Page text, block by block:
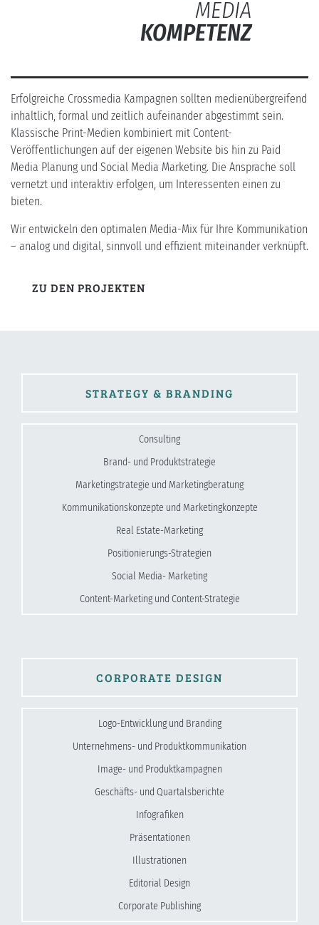
MEDIA
KOMPETENZ
Erfolgreiche Crossmedia Kampagnen sollten medienübergreifend
inhaltlich, formal und zeitlich aufeinander abgestimmt sein.
Klassische Print-Medien kombiniert mit Content-
Veröffentlichungen auf der eigenen Website bis hin zu Paid
Media Planung und Social Media Marketing. Die Ansprache soll
vernetzt und interaktiv erfolgen, um Interessenten einen zu
bieten.
Wir entwickeln den optimalen Media-Mix für Ihre Kommunikation
– analog und digital, sinnvoll und effizient miteinander verknüpft.
ZU DEN PROJEKTEN
STRATEGY & BRANDING
Consulting
Brand- und Produktstrategie
Marketingstrategie und Marketingberatung
Kommunikationskonzepte und Marketingkonzepte
Real Estate-Marketing
Positionierungs-Strategien
Social Media- Marketing
Content-Marketing und Content-Strategie
CORPORATE DESIGN
Logo-Entwicklung und Branding
Unternehmens- und Produktkommunikation
Image- und Produktkampagnen
Geschäfts- und Quartalsberichte
Infografiken
Präsentationen
Illustrationen
Editorial Design
Corporate Publishing